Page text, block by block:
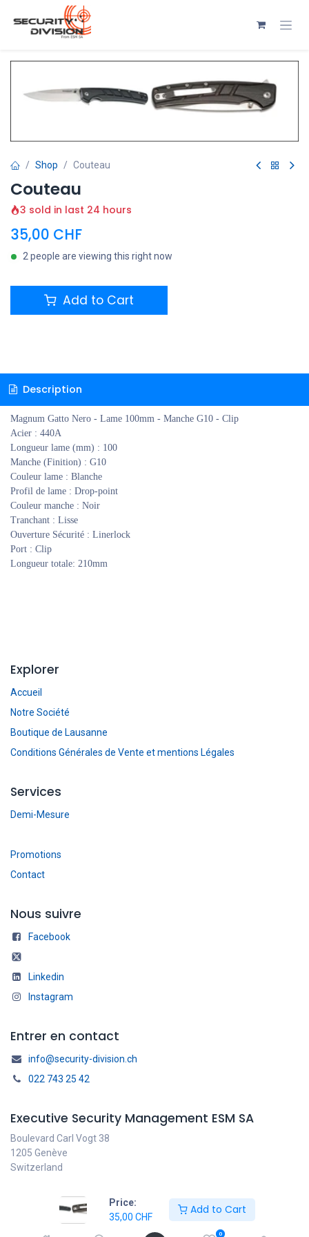
Se rendre au contenu
Price:
35,00 CHF
Add to Cart
0
Shop Couteau
Couteau
3 sold in last 24 hours
35,00 CHF
2 people are viewing this right now
Add to Cart
Description
Magnum Gatto Nero - Lame 100mm - Manche G10 - Clip
Acier : 440A
Longueur lame (mm) : 100
Manche (Finition) : G10
Couleur lame : Blanche
Profil de lame : Drop-point
Couleur manche : Noir
Tranchant : Lisse
Ouverture Sécurité : Linerlock
Port : Clip
Longueur totale: 210mm
Explorer
Accueil
Notre Société
Boutique de Lausanne
Conditions Générales de Vente et mentions Légales
Services
Demi-Mesure
Promotions
Contact
Nous suivre
Facebook
Linkedin
Instagram
Entrer en contact
info@security-division.ch
022 743 25 42
Executive Security Management ESM SA
Boulevard Carl Vogt 38
1205 Genève
Switzerland
Copyright © ESM SA Français